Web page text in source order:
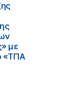
με
«ΤΠΑ